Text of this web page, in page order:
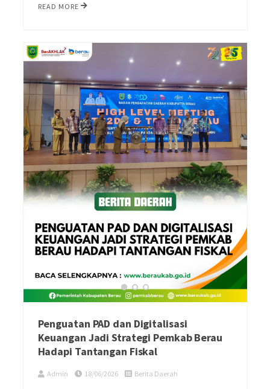
READ MORE
Penguatan PAD dan Digitalisasi
Keuangan Jadi Strategi Pemkab Berau
Hadapi Tantangan Fiskal
Admin 18/06/2026 Berita Daerah